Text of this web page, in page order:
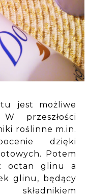
jest możliwe
przeszłości
roślinne m.in.
dzięki
Potem
octan glinu a
glinu, będący